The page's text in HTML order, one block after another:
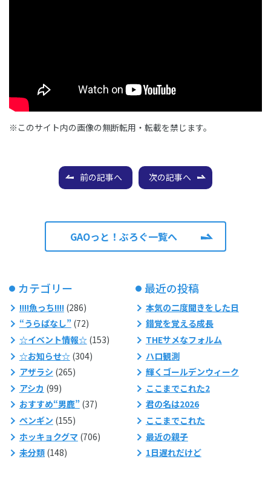
※このサイト内の画像の無断転用・転載を禁じます。
前の記事へ 次の記事へ
GAOっと！ぶろぐ一覧へ
カテゴリー
!!!!魚っち!!!!(286)
“うらばなし”(72)
☆イベント情報☆(153)
☆お知らせ☆(304)
アザラシ (265)
アシカ (99)
おすすめ“男鹿”(37)
ペンギン (155)
ホッキョクグマ (706)
未分類(148)
最近の投稿
本気の二度聞きをした日
錯覚を覚える成長
THEサメなフォルム
ハロ観測
輝くゴールデンウィーク
ここまでこれた2
君の名は2026
ここまでこれた
最近の親子
1日遅れだけど